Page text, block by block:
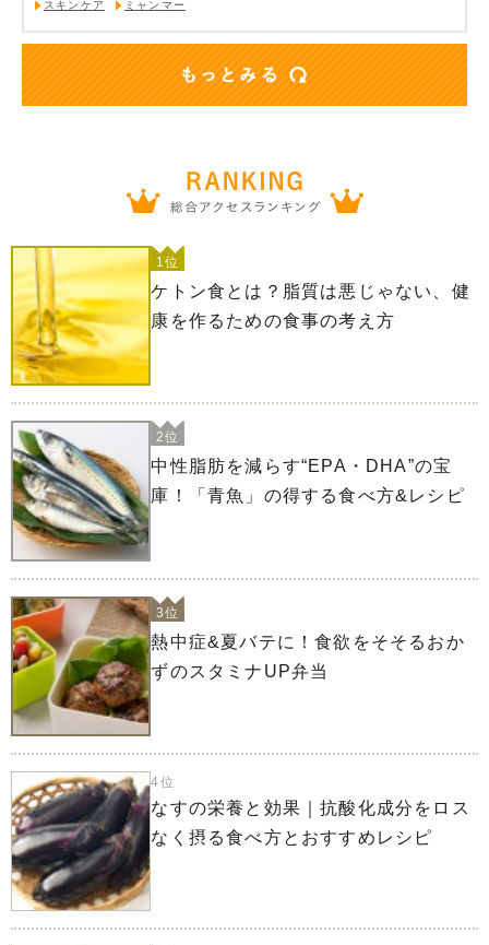
スキンケア ミャンマー
1位
ケトン食とは？脂質は悪じゃない、健
康を作るための食事の考え方
2位
中性脂肪を減らす“EPA・DHA”の宝
庫！「青魚」の得する食べ方&レシピ
3位
熱中症&夏バテに！食欲をそそるおか
ずのスタミナUP弁当
4位
なすの栄養と効果｜抗酸化成分をロス
なく摂る食べ方とおすすめレシピ